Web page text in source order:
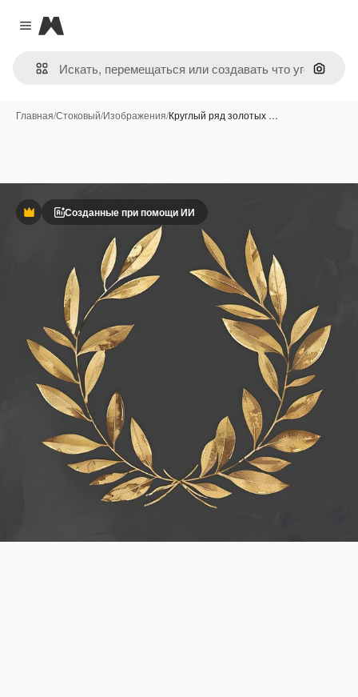
Close menu
Magnific
Поиск
Главная/Стоковый/Изображения/Круглый ряд золотых …
ПремиумСозданные при помощи ИИ